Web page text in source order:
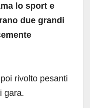
lo sport e
due grandi
rivolto pesanti
gara.